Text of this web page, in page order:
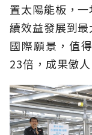
置太陽能板，
續效益發展到
國際願景，值
23倍，成果傲